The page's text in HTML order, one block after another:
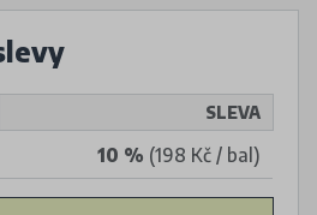
SLEVA
10 % (198 Kč / bal)